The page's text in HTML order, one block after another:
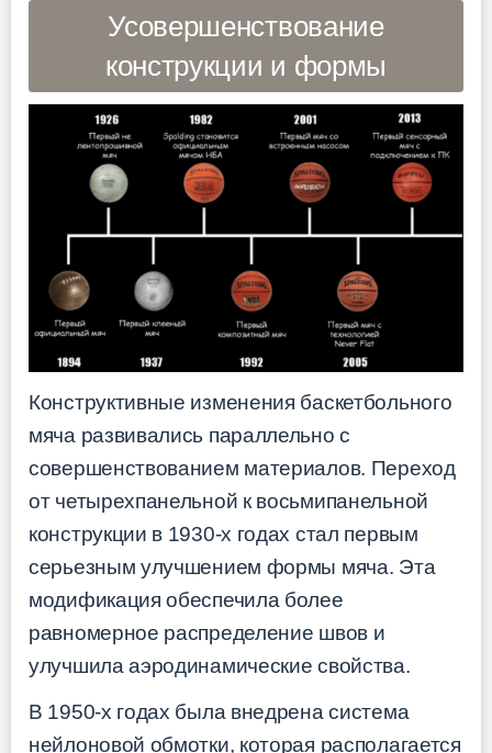
Усовершенствование
конструкции и формы
Конструктивные изменения баскетбольного
мяча развивались параллельно с
совершенствованием материалов. Переход
от четырехпанельной к восьмипанельной
конструкции в 1930-х годах стал первым
серьезным улучшением формы мяча. Эта
модификация обеспечила более
равномерное распределение швов и
улучшила аэродинамические свойства.
В 1950-х годах была внедрена система
нейлоновой обмотки, которая располагается